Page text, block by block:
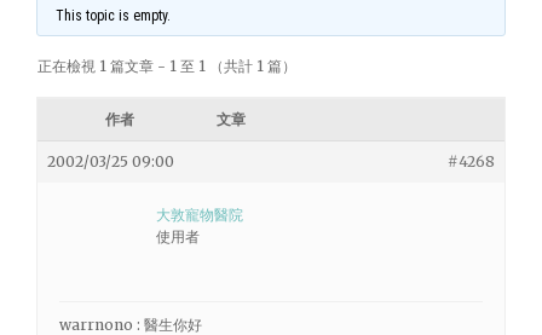
This topic is empty.
正在檢視 1 篇文章 - 1 至 1 （共計 1 篇）
作者 文章
2002/03/25 09:00 #4268
大敦寵物醫院
使用者
warrnono : 醫生你好